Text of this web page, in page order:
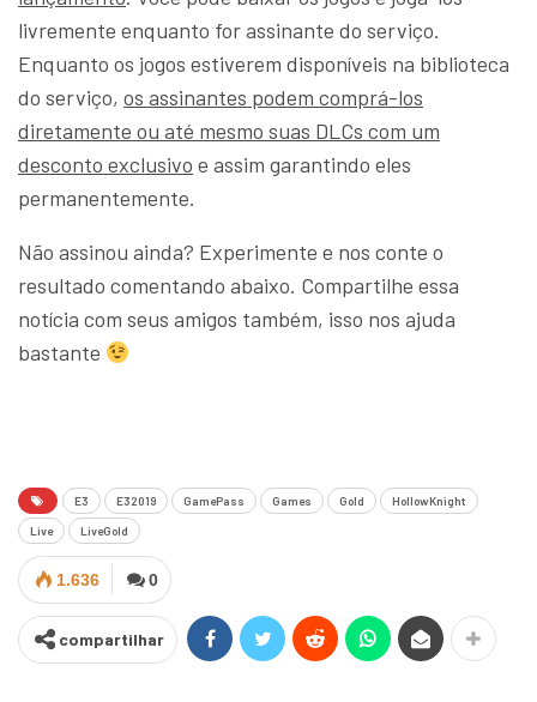
livremente enquanto for assinante do serviço.
Enquanto os jogos estiverem disponíveis na biblioteca
do serviço, os assinantes podem comprá-los
diretamente ou até mesmo suas DLCs com um
desconto exclusivo e assim garantindo eles
permanentemente.
Não assinou ainda? Experimente e nos conte o
resultado comentando abaixo. Compartilhe essa
notícia com seus amigos também, isso nos ajuda
bastante
E3 E32019 GamePass Games Gold HollowKnight
Live LiveGold
0
1.636
compartilhar